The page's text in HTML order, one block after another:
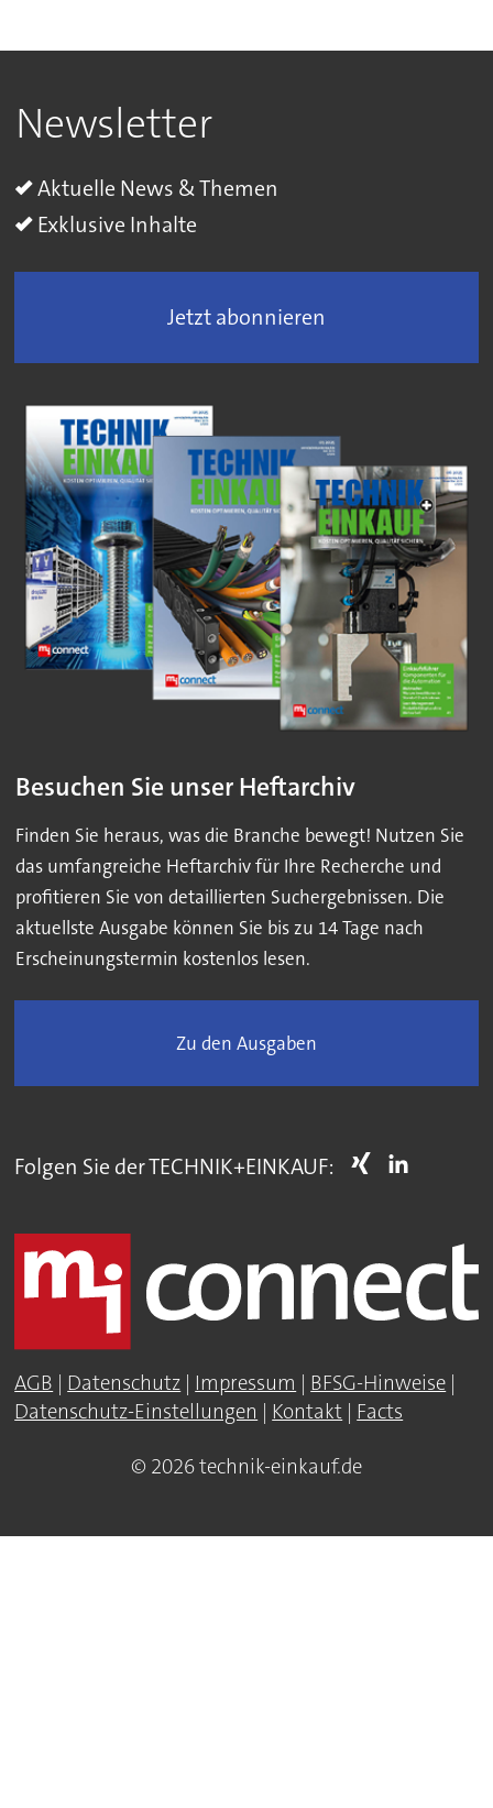
Newsletter
Aktuelle News & Themen
Exklusive Inhalte
Jetzt abonnieren
Besuchen Sie unser Heftarchiv
Finden Sie heraus, was die Branche bewegt! Nutzen Sie
das umfangreiche Heftarchiv für Ihre Recherche und
profitieren Sie von detaillierten Suchergebnissen. Die
aktuellste Ausgabe können Sie bis zu 14 Tage nach
Erscheinungstermin kostenlos lesen.
Zu den Ausgaben
Folgen Sie der TECHNIK+EINKAUF:
AGB Datenschutz Impressum BFSG-Hinweise
Datenschutz-Einstellungen
Kontakt Facts
© 2026 technik-einkauf.de